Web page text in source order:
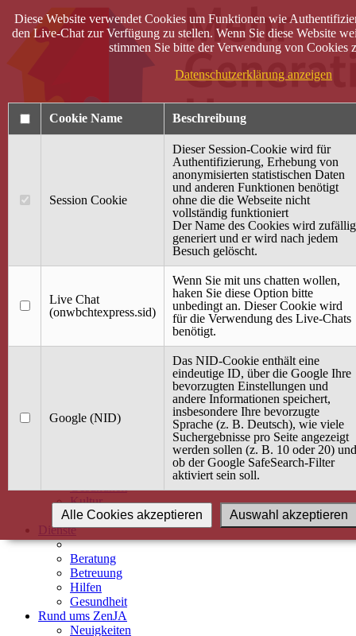
40 Jahre Mütterzentrum
Terminkalender
Gemeinsam aktiv
Gemeinsam unterwegs
wirFAIRändern
Angebot / Kurs suchen
Babybauch & Elternschaft
Gesundheit
Kultur
Alle Kurse
Dienste
Beratung
Betreuung
Hilfen
Gesundheit
Rund ums ZenJA
Neuigkeiten
Diese Website verwendet Cookies um Funktionen wie
den Live-Chat zur Verfügung zu stellen. Wenn Sie diese Website
stimmen Sie bitte der Verwendung von Cookies
Datenschutzerklärung anzeigen
Cookie Name Beschreibung
Session Cookie
Dieser Session-Cookie wird für
Authentifizierung, Erhebung von
anonymisierten statistischen Daten
und anderen Funktionen benötigt
ohne die die Webseite nicht
vollständig funktioniert
Der Name des Cookies wird zufällig
generiert und er wird nach jedem
Besuch gelöscht.
Live Chat
(onwbchtexpress.sid)
Wenn Sie mit uns chatten wollen,
haken Sie diese Option bitte
unbedingt an. Dieser Cookie wird
für die Verwendung des Live-Chats
benötigt.
Google (NID)
Das NID-Cookie enthält eine
eindeutige ID, über die Google Ihre
bevorzugten Einstellungen und
andere Informationen speichert,
insbesondere Ihre bevorzugte
Sprache (z. B. Deutsch), wie viele
Suchergebnisse pro Seite angezeigt
werden sollen (z. B. 10 oder 20) und
ob der Google SafeSearch-Filter
aktiviert sein soll.
Auswahl akzeptieren
Alle Cookies akzeptieren